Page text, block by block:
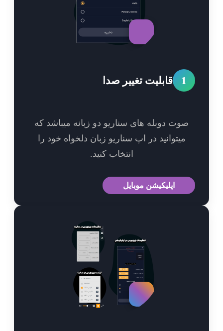
قابلیت تغییر صدا
دوبله های سناریو دو زبانه میباشد که
میتوانید در اپ سناریو زبان دلخواه خود را
انتخاب کنید.
اپلیکیشن موبایل